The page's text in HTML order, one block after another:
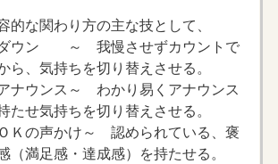
的な関わり方の主な技として、
ダウン ～ 我慢させずカウントで
ら、気持ちを切り替えさせる。
ナウンス～ わかり易くアナウンス
たせ気持ちを切り替えさせる。
Ｋの声かけ～ 認められている、褒
（満足感・達成感）を持たせる。